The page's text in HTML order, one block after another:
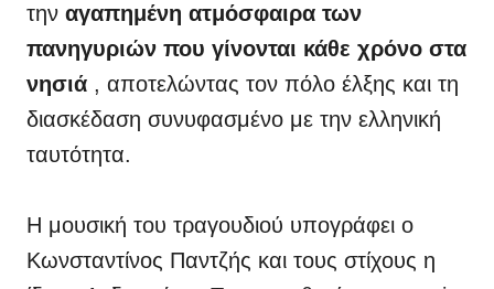
την αγαπημένη ατμόσφαιρα των
πανηγυριών που γίνονται κάθε χρόνο στα
νησιά , αποτελώντας τον πόλο έλξης και τη
διασκέδαση συνυφασμένο με την ελληνική
ταυτότητα.
Η μουσική του τραγουδιού υπογράφει ο
Κωνσταντίνος Παντζής και τους στίχους η